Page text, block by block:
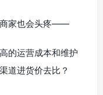
商家也会头疼——
的运营成本和维护
道进货价去比？